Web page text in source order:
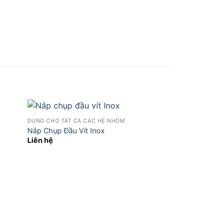
DÙNG CHO TẤT CẢ CÁC HỆ NHÔM
Nắp Chụp Đầu Vít Inox
Liên hệ